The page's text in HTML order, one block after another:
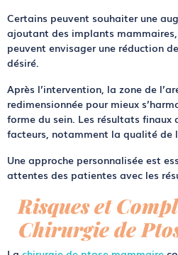
Certains peuvent souhaiter une
ajoutant des implants
peuvent envisager une réduction
désiré.
Après l’intervention, la zone de l’
redimensionnée pour mieux
forme du sein. Les résultats finaux
facteurs, notamment la qualité de
Une approche personnalisée est
attentes des patientes avec les
Risques et
Chirurgie de